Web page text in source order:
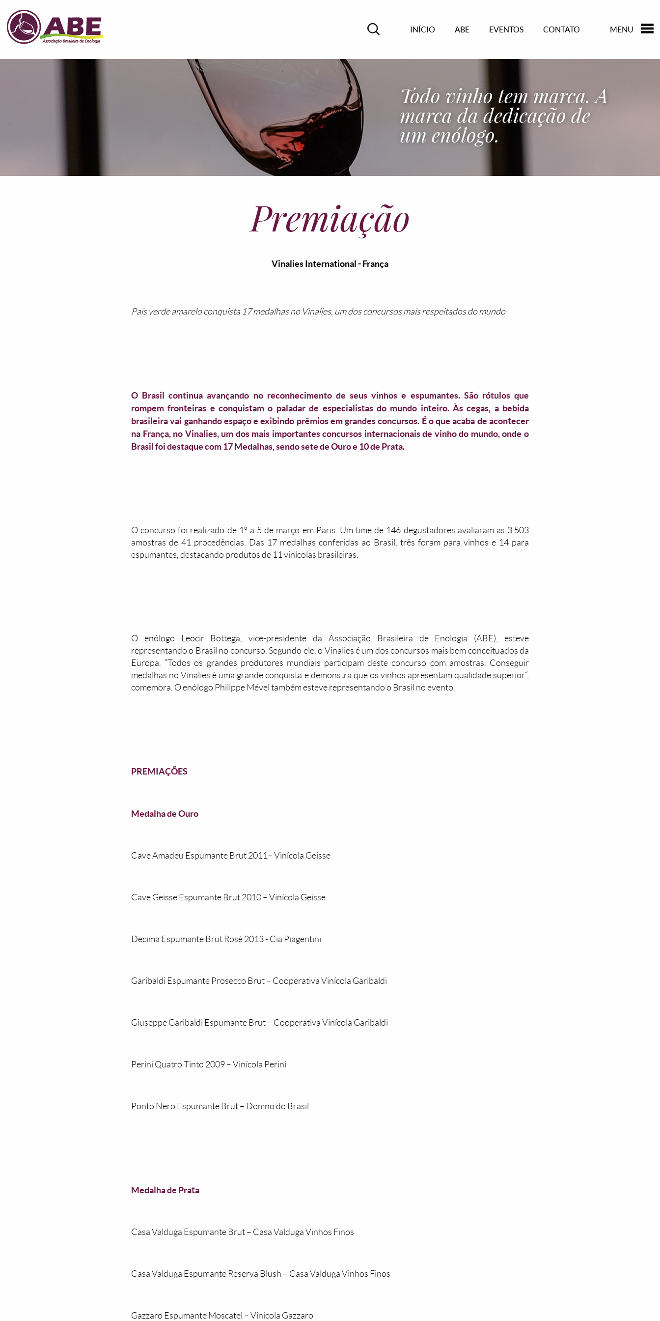
MENU
INÍCIO ABE EVENTOS CONTATO
Todo vinho tem marca. A
marca da dedicação de
um enólogo.
Premiação
Vinalies International - França
País verde amarelo conquista 17 medalhas no Vinalies, um dos concursos mais respeitados do mundo
O Brasil continua avançando no reconhecimento de seus vinhos e espumantes. São rótulos que
rompem fronteiras e conquistam o paladar de especialistas do mundo inteiro. Às cegas, a bebida
brasileira vai ganhando espaço e exibindo prêmios em grandes concursos. É o que acaba de acontecer
na França, no Vinalies, um dos mais importantes concursos internacionais de vinho do mundo, onde o
Brasil foi destaque com 17 Medalhas, sendo sete de Ouro e 10 de Prata.
O concurso foi realizado de 1º a 5 de março em Paris. Um time de 146 degustadores avaliaram as 3.503
amostras de 41 procedências. Das 17 medalhas conferidas ao Brasil, três foram para vinhos e 14 para
espumantes, destacando produtos de 11 vinícolas brasileiras.
O enólogo Leocir Bottega, vice-presidente da Associação Brasileira de Enologia (ABE), esteve
representando o Brasil no concurso. Segundo ele, o Vinalies é um dos concursos mais bem conceituados da
Europa. “Todos os grandes produtores mundiais participam deste concurso com amostras. Conseguir
medalhas no Vinalies é uma grande conquista e demonstra que os vinhos apresentam qualidade superior“,
comemora. O enólogo Philippe Mével também esteve representando o Brasil no evento.
PREMIAÇÕES
Medalha de Ouro
Cave Amadeu Espumante Brut 2011– Vinícola Geisse
Cave Geisse Espumante Brut 2010 – Vinícola Geisse
Decima Espumante Brut Rosé 2013 - Cia Piagentini
Garibaldi Espumante Prosecco Brut – Cooperativa Vinícola Garibaldi
Giuseppe Garibaldi Espumante Brut – Cooperativa Vinícola Garibaldi
Perini Quatro Tinto 2009 – Vinícola Perini
Ponto Nero Espumante Brut – Domno do Brasil
Medalha de Prata
Casa Valduga Espumante Brut – Casa Valduga Vinhos Finos
Casa Valduga Espumante Reserva Blush – Casa Valduga Vinhos Finos
Gazzaro Espumante Moscatel – Vinícola Gazzaro